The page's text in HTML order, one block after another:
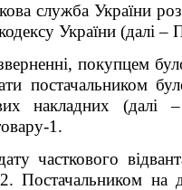
служба України
України (далі
покупцем
постачальником
накладних
1.
часткового
Постачальником на